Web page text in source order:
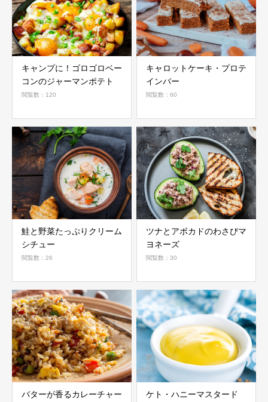
キャンプに！ゴロゴロベー
コンのジャーマンポテト
閲覧数：120
キャロットケーキ・プロテ
インバー
閲覧数：60
鮭と野菜たっぷりクリーム
シチュー
閲覧数：26
ツナとアボカドのわさびマ
ヨネーズ
閲覧数：30
バターが香るカレーチャー
ケト・ハニーマスタード